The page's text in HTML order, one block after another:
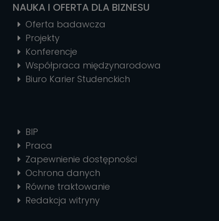
NAUKA I OFERTA DLA BIZNESU
Oferta badawcza
Projekty
Konferencje
Współpraca międzynarodowa
Biuro Karier Studenckich
BIP
Praca
Zapewnienie dostępności
Ochrona danych
Równe traktowanie
Redakcja witryny